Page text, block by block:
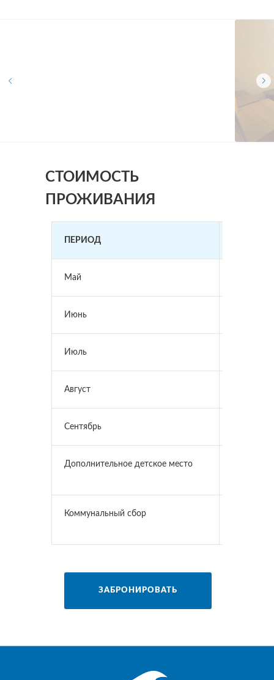
СТОИМОСТЬ
ПРОЖИВАНИЯ
ПЕРИОД
Май
Июнь
Июль
Август
Сентябрь
Дополнительное детское место
Коммунальный сбор
ЗАБРОНИРОВАТЬ